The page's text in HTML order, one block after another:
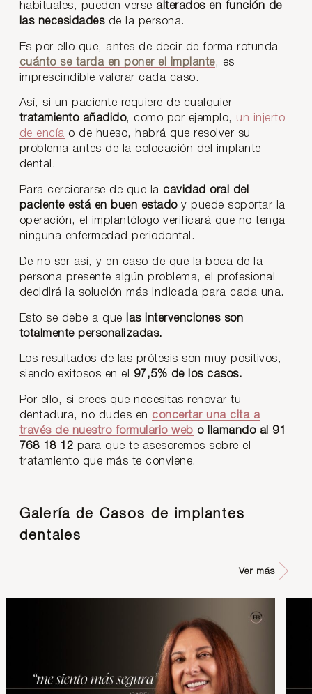
habituales, pueden verse alterados en función de
las necesidadesde la persona.
Es por ello que, antes de decir de forma rotunda
cuánto se tarda en poner el implante, es
imprescindible valorar cada caso.
Así, si un paciente requiere de cualquier
tratamiento añadido, como por ejemplo, un injerto
de encía o de hueso, habrá que resolver su
problema antes de la colocación del implante
dental.
Para cerciorarse de que la cavidad oral del
paciente está en buen estadoy puede soportar la
operación, el implantólogo verificará que no tenga
ninguna enfermedad periodontal.
De no ser así, y en caso de que la boca de la
persona presente algún problema, el profesional
decidirá la solución más indicada para cada una.
Esto se debe a que
las intervenciones son
totalmente personalizadas.
Los resultados de las prótesis son muy positivos,
siendo exitosos en el 97,5% de los casos.
Por ello, si crees que necesitas renovar tu
dentadura, no dudes en concertar una cita a
través de nuestro formulario web o llamando al 91
768 18 12 para que te asesoremos sobre el
tratamiento que más te conviene.
Galería de Casos de implantes
dentales
Ver más